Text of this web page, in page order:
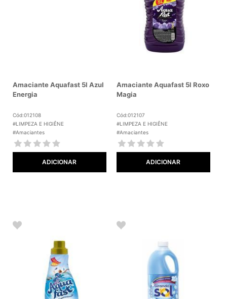
Amaciante Aquafast 5l Azul
Energia
Cód:012108
#LIMPEZA E HIGIÊNE
#Amaciantes
ADICIONAR
Amaciante Aquafast 5l Roxo
Magia
Cód:012107
#LIMPEZA E HIGIÊNE
#Amaciantes
ADICIONAR